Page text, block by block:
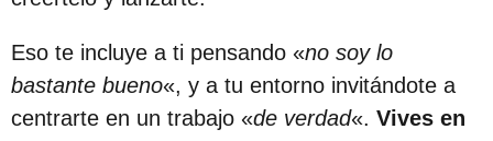
Eso te incluye a ti pensando «no soy lo
bastante bueno«, y a tu entorno invitándote a
centrarte en un trabajo «de verdad«. Vives en